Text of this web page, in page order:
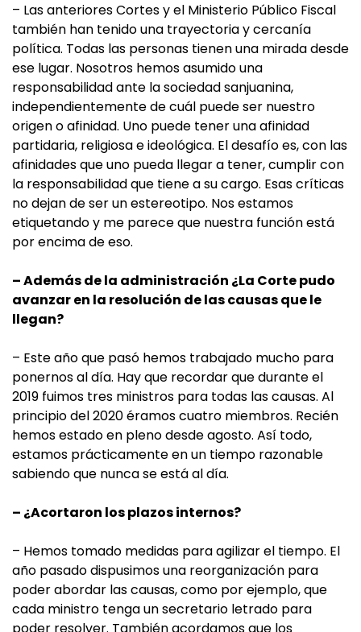
– Las anteriores Cortes y el Ministerio Público Fiscal
también han tenido una trayectoria y cercanía
política. Todas las personas tienen una mirada desde
ese lugar. Nosotros hemos asumido una
responsabilidad ante la sociedad sanjuanina,
independientemente de cuál puede ser nuestro
origen o afinidad. Uno puede tener una afinidad
partidaria, religiosa e ideológica. El desafío es, con las
afinidades que uno pueda llegar a tener, cumplir con
la responsabilidad que tiene a su cargo. Esas críticas
no dejan de ser un estereotipo. Nos estamos
etiquetando y me parece que nuestra función está
por encima de eso.
– Además de la administración ¿La Corte pudo
avanzar en la resolución de las causas que le
llegan?
– Este año que pasó hemos trabajado mucho para
ponernos al día. Hay que recordar que durante el
2019 fuimos tres ministros para todas las causas. Al
principio del 2020 éramos cuatro miembros. Recién
hemos estado en pleno desde agosto. Así todo,
estamos prácticamente en un tiempo razonable
sabiendo que nunca se está al día.
– ¿Acortaron los plazos internos?
– Hemos tomado medidas para agilizar el tiempo. El
año pasado dispusimos una reorganización para
poder abordar las causas, como por ejemplo, que
cada ministro tenga un secretario letrado para